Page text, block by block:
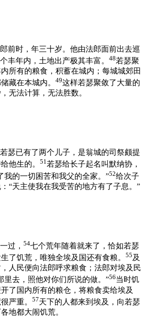
前时，年三十岁。他由法郎面前出去巡
丰年内，土地出产极其丰富。 48若瑟聚
所有的粮食，积蓄在城内；每城城郊田
藏在本城内。 49这样若瑟聚敛了大量的
无法计算，无法胜数。
瑟已有了两个儿子，是翁城的司祭颇提
他生的。 51若瑟给长子起名叫默纳协，
我的一切困苦和我父的全家。”52给次子
“天主使我在我受苦的地方有了子息。”
过， 54七个荒年随着就来了，恰如若瑟
了饥荒，唯独全埃及国还有食粮。 55 及
人民便向法郎呼求粮食；法郎对埃及民
里去，照他对你们所说的做。”56当时饥
了国内所有的粮仓，将粮食卖给埃及
严重。 57天下的人都来到埃及，向若瑟
地都大闹饥荒。